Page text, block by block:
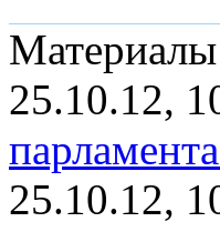
25.10.12,
25.10.12,